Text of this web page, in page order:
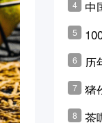
4
中
实
5
6
历
7
猪
8
茶